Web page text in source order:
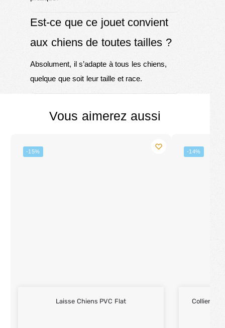
Est-ce que ce jouet convient
aux chiens de toutes tailles ?
Absolument, il s’adapte à tous les chiens,
quelque que soit leur taille et race.
Vous aimerez aussi
-15%
Laisse Chiens PVC Flat
-14%
Collier